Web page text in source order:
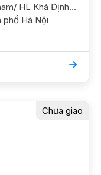
Yêu cầu khác: ST868 Toán 9/ HS nam/ HL Khá Định hướng thi chuyên Anh CNN nhưng yếu hình, Cần GS hỗ trợ ôn luyện tổng hợp và rèn thêm các kỹ năng Toán GS nam nữ ok. ĐC Tòa A2 Nguyễn Cơ Thạch, Nam Từ Liêm"
phố Hà Nội
Chưa giao